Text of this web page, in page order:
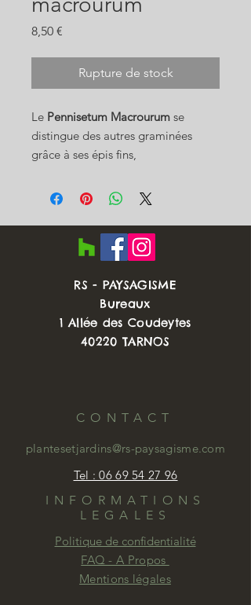
8,50 €
Rupture de stock
Le Pennisetum Macrourum se
distingue des autres graminées
grâce à ses épis fins,
élégants.
une réussite au milieu d'un massif
pour créer des lignes verticales de
Ses épis restent fin, compacts et
bien fournis de juillet à mi Octobre,
offrant une touche très originale au
sols bien drainé l'hiver, résiste à la
quasiment sans entretien car seule
une coupe rase à la fin de l'hiver lui
est nécessaire.
Vendu en pot de 1 litre
RS - PAYSAGISME
Bureaux
1 Allée des Coudeytes
40220 TARNOS
CONTACT
plantesetjardins@rs-paysagisme.com
Tel : 06 69 54 27 96
INFORMATIONS
LEGALES
Politique de confidentialité
FAQ - A Propos
Mentions légales